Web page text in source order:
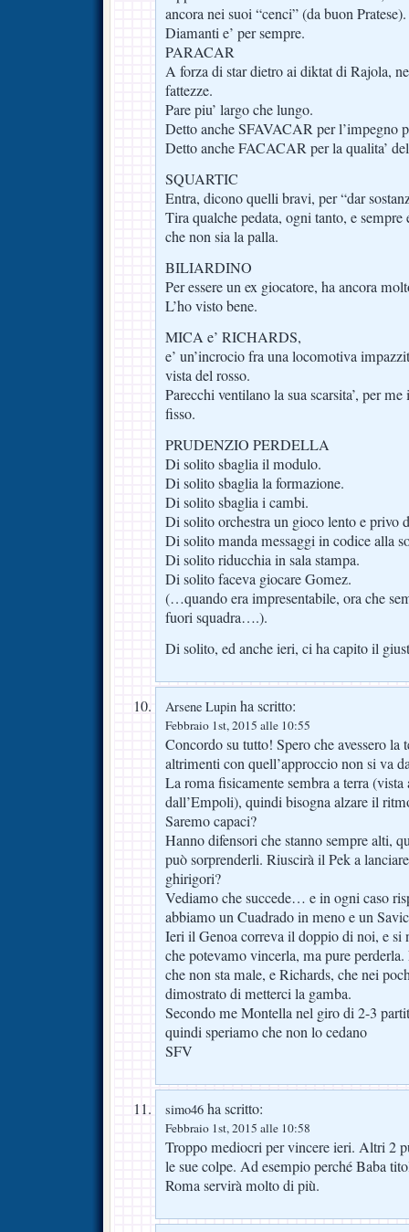
ancora nei suoi “cenci” (da buon
Diamanti e’ per sempre.
PARACAR
A forza di star dietro ai diktat di Rajola,
fattezze.
Pare piu’ largo che lungo.
Detto anche SFAVACAR per l’impegno
Detto anche FACACAR per la qualita’
SQUARTIC
Entra, dicono quelli bravi, per “dar
Tira qualche pedata, ogni tanto, e sempre
che non sia la palla.
BILIARDINO
Per essere un ex giocatore, ha ancora
L’ho visto bene.
MICA e’ RICHARDS,
e’ un’incrocio fra una locomotiva
vista del rosso.
Parecchi ventilano la sua scarsita’, per
fisso.
PRUDENZIO PERDELLA
Di solito sbaglia il modulo.
Di solito sbaglia la formazione.
Di solito sbaglia i cambi.
Di solito orchestra un gioco lento e privo
Di solito manda messaggi in codice alla
Di solito riducchia in sala stampa.
Di solito faceva giocare Gomez.
(…quando era impresentabile, ora che
fuori squadra….).
Di solito, ed anche ieri, ci ha capito il
Arsene Lupin ha scritto:
Febbraio 1st, 2015 alle 10:55
Concordo su tutto! Spero che avessero la
altrimenti con quell’approccio non si va
La roma fisicamente sembra a terra (vista
dall’Empoli), quindi bisogna alzare il
Saremo capaci?
Hanno difensori che stanno sempre alti,
può sorprenderli. Riuscirà il Pek a
ghirigori?
Vediamo che succede… e in ogni caso
abbiamo un Cuadrado in meno e un
Ieri il Genoa correva il doppio di noi, e si
che potevamo vincerla, ma pure
che non sta male, e Richards, che nei
dimostrato di metterci la gamba.
Secondo me Montella nel giro di 2-3
quindi speriamo che non lo cedano
SFV
simo46 ha scritto:
Febbraio 1st, 2015 alle 10:58
Troppo mediocri per vincere ieri. Altri 2
le sue colpe. Ad esempio perché Baba
Roma servirà molto di più.